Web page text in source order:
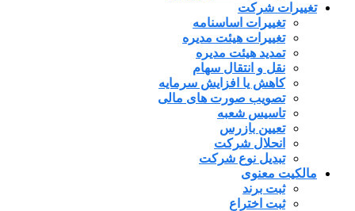
تغییرات شرکت
تغییرات اساسنامه
تغییرات هیئت مدیره
تمدید هیئت مدیره
نقل و انتقال سهام
کاهش یا افزایش سرمایه
تصویب صورت های مالی
تاسیس شعبه
تعیین بازرس
انحلال شرکت
تبدیل نوع شرکت
مالکیت معنوی
ثبت برند
ثبت اختراع